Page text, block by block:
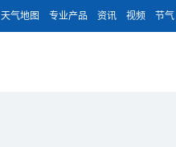
天气地图 专业产品 资讯 视频 节气